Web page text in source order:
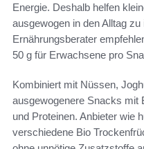
Energie. Deshalb helfen
ausgewogen in den Alltag zu
Ernährungsberater
50 g für Erwachsene pro
Kombiniert mit Nüssen,
ausgewogenere Snacks mit
und Proteinen. Anbieter wie
verschiedene Bio